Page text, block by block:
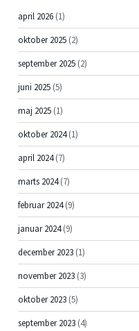
april 2026 (1)
oktober 2025 (2)
september 2025 (2)
juni 2025 (5)
maj 2025 (1)
oktober 2024(1)
april 2024(7)
marts 2024(7)
februar 2024(9)
januar 2024(9)
december 2023 (1)
november 2023 (3)
oktober 2023 (5)
september 2023 (4)